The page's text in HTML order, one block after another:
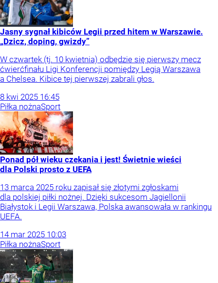
Jasny sygnał kibiców Legii przed hitem w Warszawie.
„Dzicz, doping, gwizdy”
W czwartek (tj. 10 kwietnia) odbędzie się pierwszy mecz
ćwierćfinału Ligi Konferencji pomiędzy Legią Warszawa
a Chelsea. Kibice tej pierwszej zabrali głos.
8 kwi 2025 16:45
Piłka nożnaSport
Ponad pół wieku czekania i jest! Świetnie wieści
dla Polski prosto z UEFA
13 marca 2025 roku zapisał się złotymi zgłoskami
dla polskiej piłki nożnej. Dzięki sukcesom Jagiellonii
Białystok i Legii Warszawa, Polska awansowała w rankingu
UEFA.
14 mar 2025 10:03
Piłka nożnaSport